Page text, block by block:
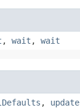
, wait , wait
, update